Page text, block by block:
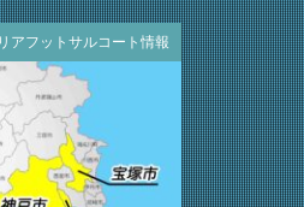
アフットサルコート情報